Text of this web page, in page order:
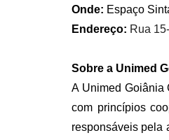
Onde: Espaço
Endereço: Rua
Sobre a Unimed
A Unimed Goiânia
com princípios
responsáveis pela